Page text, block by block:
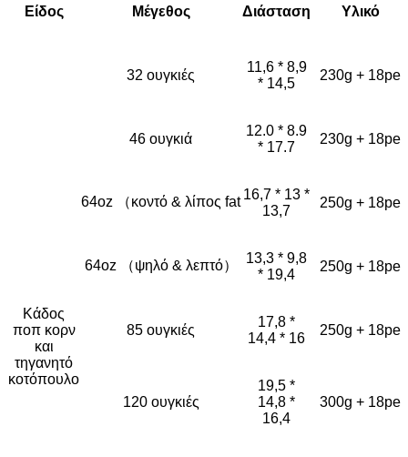
Είδος Μέγεθος Διάσταση Υλικό
Κάδος
ποπ κορν
και
τηγανητό
κοτόπουλο
32 ουγκιές
11,6 * 8,9
* 14,5
230g + 18pe
46 ουγκιά
12.0 * 8.9
* 17.7
230g + 18pe
64oz （κοντό & λίπος fat 16,7 * 13 *
13,7
250g + 18pe
64oz （ψηλό & λεπτό）
13,3 * 9,8
* 19,4
250g + 18pe
85 ουγκιές
17,8 *
14,4 * 16
250g + 18pe
120 ουγκιές
19,5 *
14,8 *
16,4
300g + 18pe